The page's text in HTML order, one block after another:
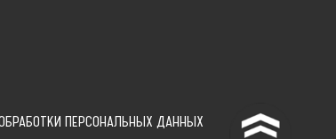
^
ПЕРСОНАЛЬНЫХ ДАННЫХ